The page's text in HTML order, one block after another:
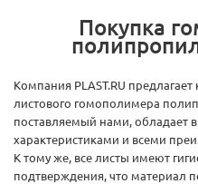
Покупка
Компания PLAST.RU
листового гомополимера
поставляемый нами, обладает
характеристиками и всеми
К тому же, все листы имеют
подтверждения, что материал